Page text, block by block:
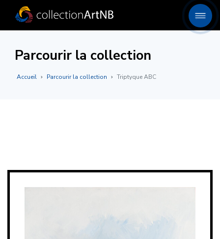
Parcourir la collection
Accueil Parcourir la collection Triptyque ABC